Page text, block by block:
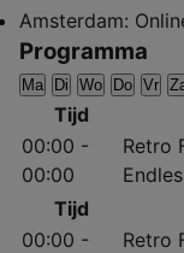
Amsterdam:
Programma
Ma Di Wo Do Vr
Tijd
00:00 -
00:00
Retro
Tijd
00:00 -
Retro